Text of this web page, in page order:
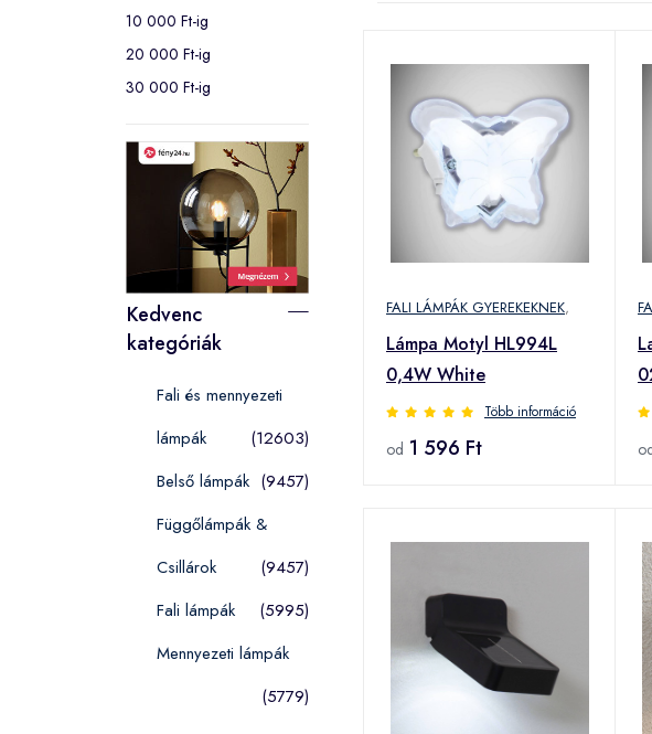
10 000 Ft-ig
20 000 Ft-ig
30 000 Ft-ig
Kedvenc
kategóriák
Fali és mennyezeti
lámpák
(12603)
Belső lámpák (9457)
Függőlámpák &
Csillárok
(9457)
Fali lámpák
(5995)
Mennyezeti lámpák
(5779)
FALI LÁMPÁK GYEREKEKNEK,
Lámpa Motyl HL994L
0,4W White
Több információ
od 1 596 Ft